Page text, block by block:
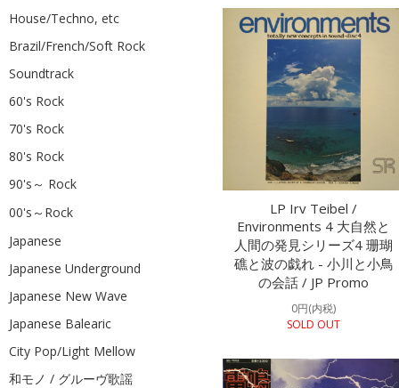
LP Irv Teibel /
Environments 4 大自然と
人間の発見シリーズ4 珊瑚
礁と波の戯れ - 小川と小鳥
の会話 / JP Promo
0円(内税)
SOLD OUT
House/Techno, etc
Brazil/French/Soft Rock
Soundtrack
60's Rock
70's Rock
80's Rock
90's～ Rock
00's～Rock
Japanese
Japanese Underground
Japanese New Wave
Japanese Balearic
City Pop/Light Mellow
和モノ / グルーヴ歌謡